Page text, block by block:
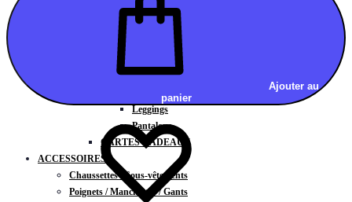
Sweats à capuche
Sweats à capuche zippé
BAS
Jupes
Leggings
Pantalons
CARTES CADEAUX
ACCESSOIRES
Chaussettes / Sous-vêtements
Poignets / Manchettes / Gants
Ajouter au
panier